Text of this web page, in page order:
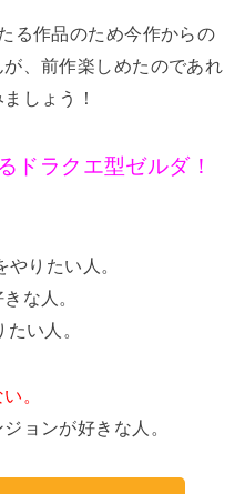
る作品のため今作からの
、前作楽しめたのであれ
しょう！
ドラクエ型ゼルダ！
りたい人。
な人。
い人。
。
ョンが好きな人。